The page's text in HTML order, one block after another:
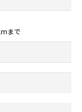
まで